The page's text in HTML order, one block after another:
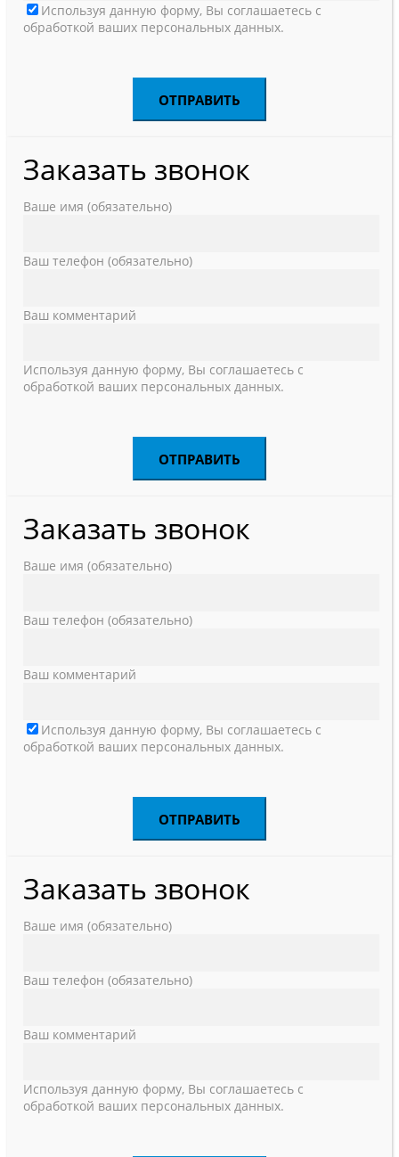
Используя данную форму, Вы соглашаетесь с
обработкой ваших персональных данных.
Заказать звонок
Ваше имя (обязательно)
Ваш телефон (обязательно)
Ваш комментарий
Используя данную форму, Вы соглашаетесь с
обработкой ваших персональных данных.
Заказать звонок
Ваше имя (обязательно)
Ваш телефон (обязательно)
Ваш комментарий
Используя данную форму, Вы соглашаетесь с
обработкой ваших персональных данных.
Заказать звонок
Ваше имя (обязательно)
Ваш телефон (обязательно)
Ваш комментарий
Используя данную форму, Вы соглашаетесь с
обработкой ваших персональных данных.